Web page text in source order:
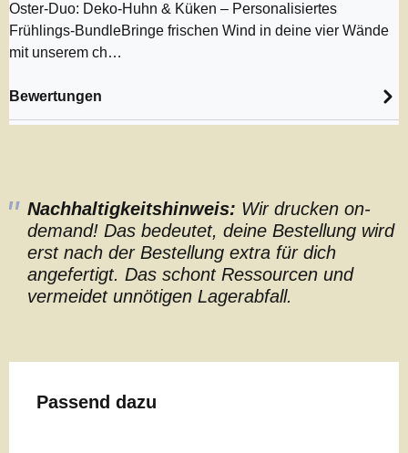
Oster-Duo: Deko-Huhn & Küken – Personalisiertes
Frühlings-BundleBringe frischen Wind in deine vier Wände
mit unserem ch…
Bewertungen
Nachhaltigkeitshinweis: Wir drucken on-
demand! Das bedeutet, deine Bestellung wird
erst nach der Bestellung extra für dich
angefertigt. Das schont Ressourcen und
vermeidet unnötigen Lagerabfall.
Produktgalerie überspringen
Passend dazu